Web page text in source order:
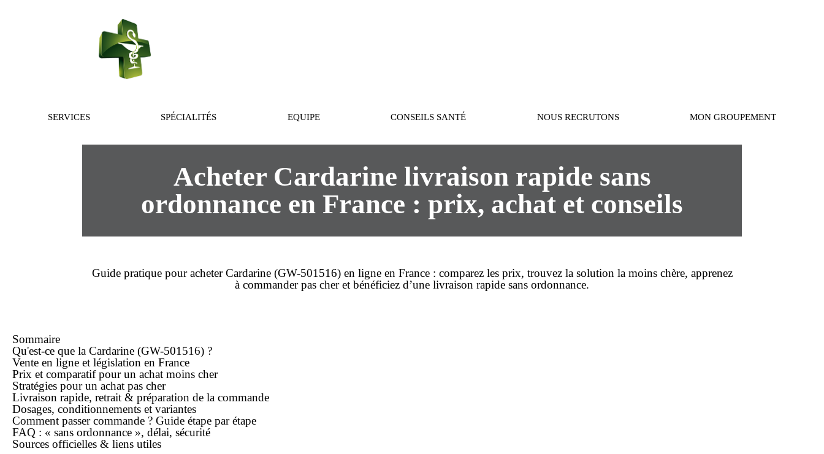
SERVICES SPÉCIALITÉS EQUIPE CONSEILS SANTÉ NOUS RECRUTONS MON GROUPEMENT
Acheter Cardarine livraison rapide sans
ordonnance en France : prix, achat et conseils
Guide pratique pouracheterCardarine (GW-501516) en ligneen France : comparez les prix, trouvez la solution la moins chère, apprenez
à commander pas cheret bénéficiez d’une livraison rapide sans ordonnance.
Sommaire
Qu'est-ce que la Cardarine (GW-501516) ?
Vente en ligne et législation en France
Prix et comparatif pour un achat moins cher
Stratégies pour un achat pas cher
Livraison rapide, retrait & préparation de la commande
Dosages, conditionnements et variantes
Comment passer commande ? Guide étape par étape
FAQ : « sans ordonnance », délai, sécurité
Sources officielles & liens utiles